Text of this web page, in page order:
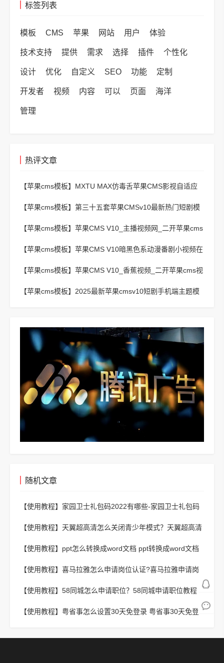
标签列表
模板 CMS 苹果 网站 用户 体验
技术支持 提供 需求 选择 插件 个性化
设计 优化 自定义 SEO 功能 定制
开发者 视频 内容 可以 页面 海洋
管理
热评文章
【苹果cms模板】 MXTU MAX仿毒舌苹果CMS影视自适应
【苹果cms模板】 第三十五套苹果CMSv10最新热门短剧模
【苹果cms模板】 苹果CMS V10_主播视频网_二开苹果cms
【苹果cms模板】 苹果CMS V10暗黑色系动漫番剧小视频在
【苹果cms模板】 苹果CMS V10_香蕉视频_二开苹果cms视
【苹果cms模板】 2025最新苹果cmsv10短剧手机端主题模
随机文章
【使用教程】 家园卫士礼包码2022有哪些-家园卫士礼包码
【使用教程】 天翼超高清怎么关闭青少年模式？天翼超高清
【使用教程】 ppt怎么转换成word文档 ppt转换成word文档
【使用教程】 喜马拉雅怎么申请岗位认证?喜马拉雅申请岗
【使用教程】 58同城怎么申请职位？58同城申请职位教程
【使用教程】 粤省事怎么设置30天免登录 粤省事30天免登